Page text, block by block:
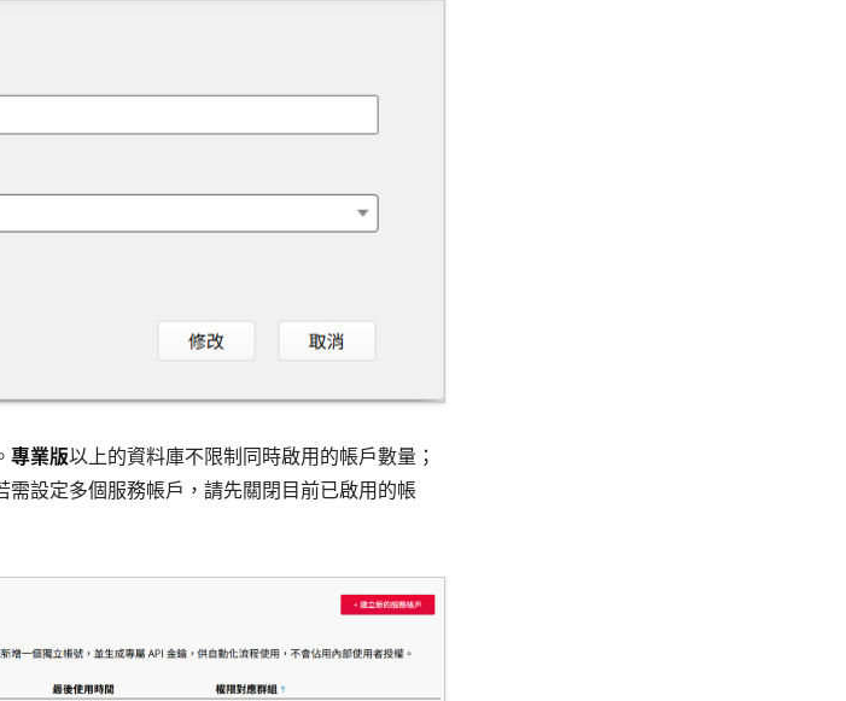
專業版以上的資料庫不限制同時啟用的帳戶數量；
需設定多個服務帳戶，請先關閉目前已啟用的帳